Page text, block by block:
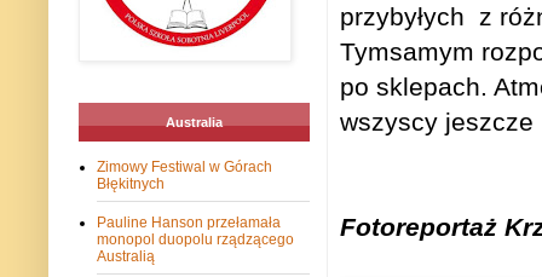
przybyłych z
Tymsamym
po sklepach.
wszyscy jeszcze
Fotoreportaż
Australia
Zimowy Festiwal w Górach
Błękitnych
Pauline Hanson przełamała
monopol duopolu rządzącego
Australią